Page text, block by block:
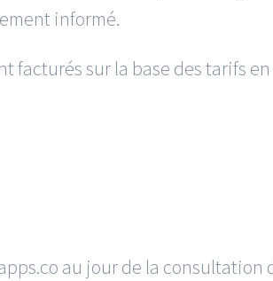
informé.
facturés sur la base des tarifs
au jour de la consultation